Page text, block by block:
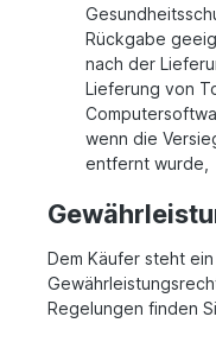
Rückgabe
nach der
Lieferung von
wenn die
entfernt wurde,
Dem Käufer steht
Regelungen finden